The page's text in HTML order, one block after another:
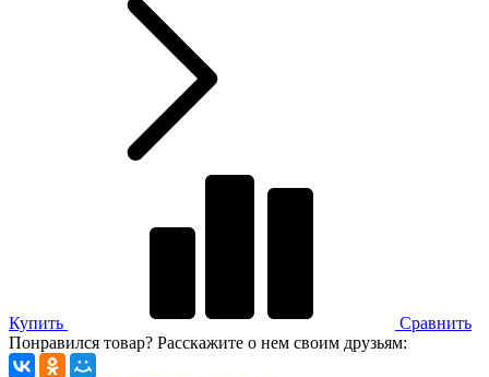
Купить
Сравнить
Понравился товар? Расскажите о нем своим друзьям: